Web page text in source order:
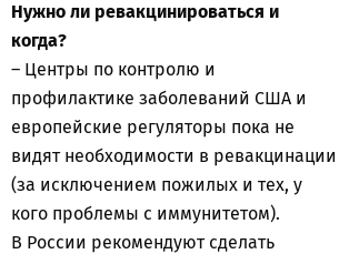
Нужно ли ревакцинироваться и
когда?
– Центры по контролю и
профилактике заболеваний США и
европейские регуляторы пока не
видят необходимости в ревакцинации
(за исключением пожилых и тех, у
кого проблемы с иммунитетом).
В России рекомендуют сделать